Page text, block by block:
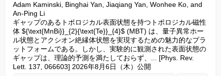
Adam Kaminski, Binghai Yan, Jiaqiang Yan, Wonhee Ko, and
An-Ping Li
ギャップのあるトポロジカル表面状態を持つトポロジカル磁性
体 ${\text{MnBi}}_{2}{\text{Te}}_{4}$ (MBT) は、量子異常ホー
ル状態とアクシオン絶縁体状態を実現するための魅力的なプラ
ットフォームである。しかし、実験的に観測された表面状態の
ギャップは、理論的予測を満たしておらず、... [Phys. Rev.
Lett. 137, 066603] 2026年8月6日（木）公開